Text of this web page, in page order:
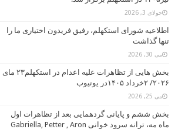
جولای 3, 2026
اطلاعیه شورای استکهلم، رفیق فریدون اختیاری ما را
تنها گذاشت
می 30, 2026
بخش هايی از تظاهرات علیه اعدام در استکهلم۲۳ مای
۲۰۲۶/ ۲خرداد ۱۴۰۵در یوتیوب
می 25, 2026
بخش ششم و پایانی گردهمايی بعد از تظاهرات اول
ماه مه، ترانه سرود خوانی Gabriella, Petter , Aron